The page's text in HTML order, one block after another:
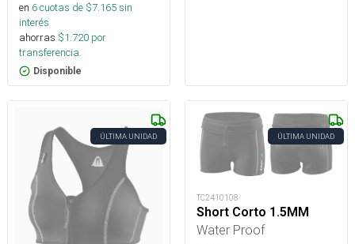
en 6cuotas de $7.165sin
interés
ahorras $1.720 por
transferencia.
Disponible
ÚLTIMA UNIDAD ÚLTIMA UNIDAD
TC2410108
Short Corto 1.5MM
Water Proof